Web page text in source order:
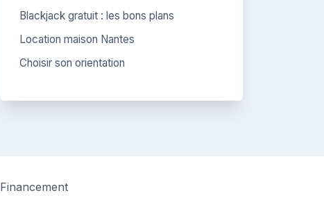
Blackjack gratuit : les bons plans
Location maison Nantes
Choisir son orientation
Financement